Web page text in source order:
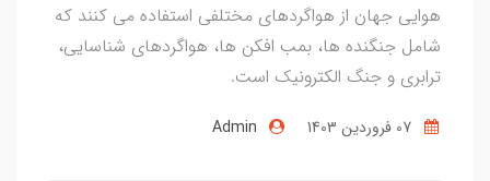
هوایی جهان از هواگردهای مختلفی استفاده می کنند که
شامل جنگنده ها، بمب افکن ها، هواگردهای شناسایی،
ترابری و جنگ الکترونیک است.
Admin